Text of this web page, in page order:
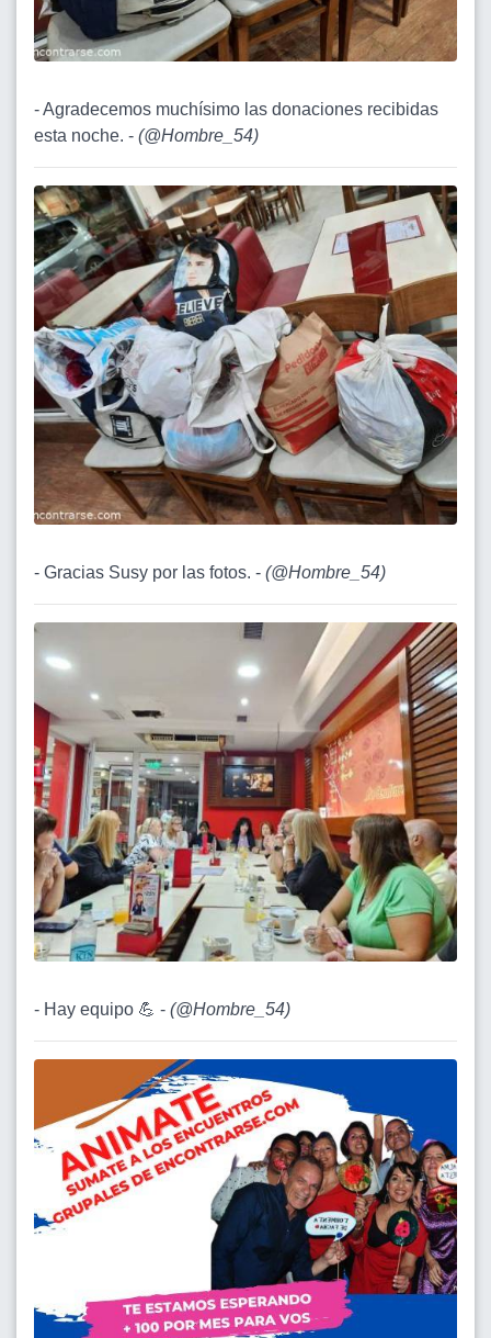
- Agradecemos muchísimo las donaciones recibidas
esta noche. - (@Hombre_54)
- Gracias Susy por las fotos. - (@Hombre_54)
- Hay equipo 💪 - (@Hombre_54)